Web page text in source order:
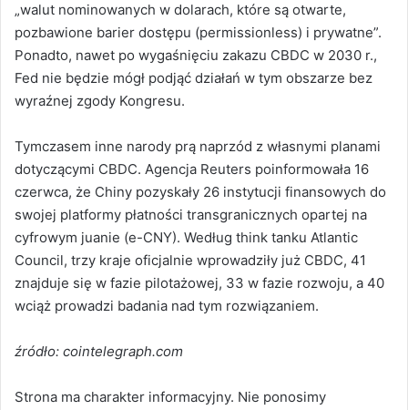
„walut nominowanych w dolarach, które są otwarte,
pozbawione barier dostępu (permissionless) i prywatne”.
Ponadto, nawet po wygaśnięciu zakazu CBDC w 2030 r.,
Fed nie będzie mógł podjąć działań w tym obszarze bez
wyraźnej zgody Kongresu.
Tymczasem inne narody prą naprzód z własnymi planami
dotyczącymi CBDC. Agencja Reuters poinformowała 16
czerwca, że Chiny pozyskały 26 instytucji finansowych do
swojej platformy płatności transgranicznych opartej na
cyfrowym juanie (e-CNY). Według think tanku Atlantic
Council, trzy kraje oficjalnie wprowadziły już CBDC, 41
znajduje się w fazie pilotażowej, 33 w fazie rozwoju, a 40
wciąż prowadzi badania nad tym rozwiązaniem.
źródło: cointelegraph.com
Strona ma charakter informacyjny. Nie ponosimy